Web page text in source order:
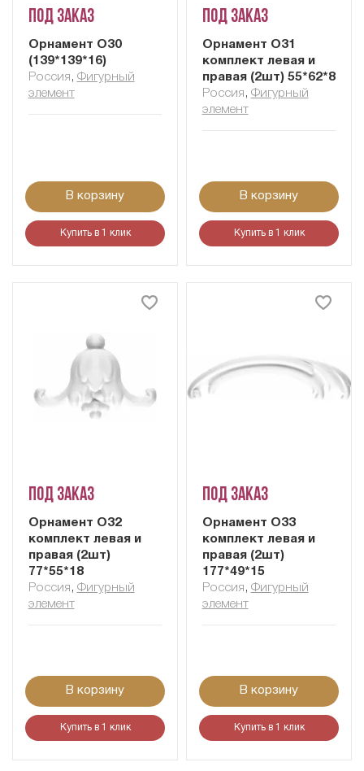
Под заказ
Орнамент О30
(139*139*16)
Россия , Фигурный
элемент
В корзину
Купить в 1 клик
Под заказ
Орнамент О31
комплект левая и
правая (2шт) 55*62*8
Россия , Фигурный
элемент
В корзину
Купить в 1 клик
Под заказ
Орнамент О32
комплект левая и
правая (2шт)
77*55*18
Россия , Фигурный
элемент
В корзину
Купить в 1 клик
Под заказ
Орнамент О33
комплект левая и
правая (2шт)
177*49*15
Россия , Фигурный
элемент
В корзину
Купить в 1 клик